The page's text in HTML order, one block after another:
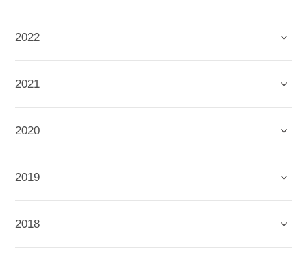
2022
2021
2020
2019
2018